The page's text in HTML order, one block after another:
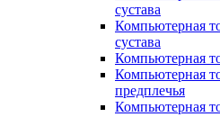
сустава
Компьютерная
сустава
Компьютерная
Компьютерная
предплечья
Компьютерная